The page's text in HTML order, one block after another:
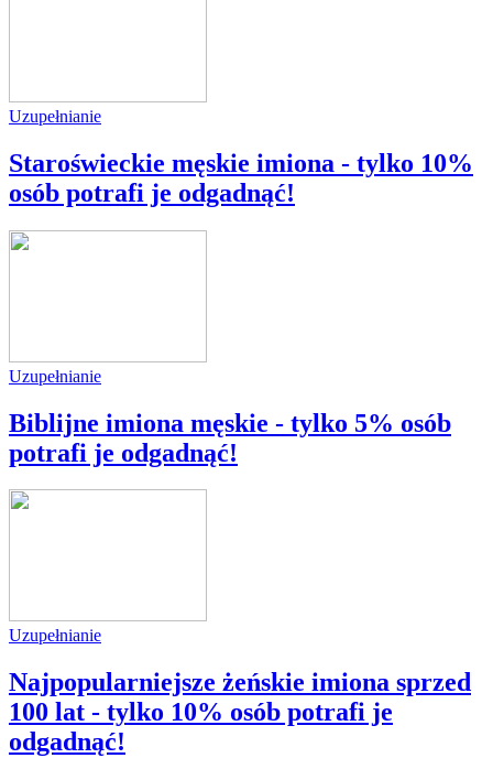
Uzupełnianie
Staroświeckie męskie imiona - tylko 10%
osób potrafi je odgadnąć!
Uzupełnianie
Biblijne imiona męskie - tylko 5% osób
potrafi je odgadnąć!
Uzupełnianie
Najpopularniejsze żeńskie imiona sprzed
100 lat - tylko 10% osób potrafi je
odgadnąć!